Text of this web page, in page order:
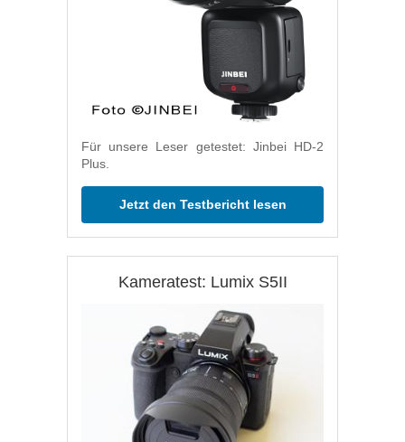
Für unsere Leser getestet: Jinbei HD-2
Plus.
Jetzt den Testbericht lesen
Kameratest: Lumix S5II